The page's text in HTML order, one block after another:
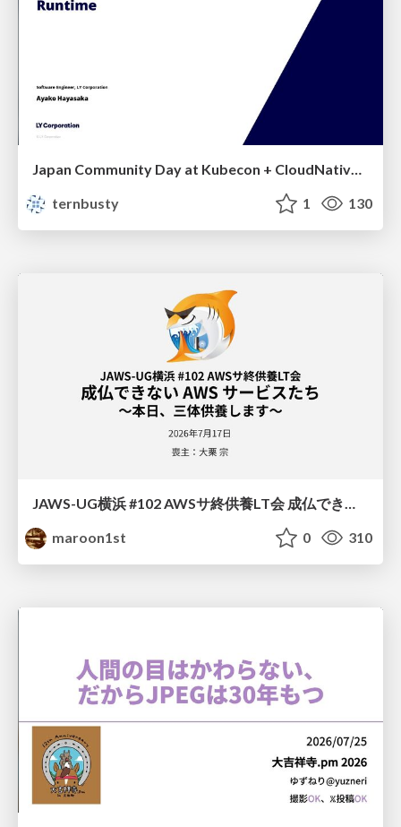
Japan Community Day at Kubecon + CloudNativeCon Japan 2026: Learning Container Privilege Control by Building My Own Low-Level Container Runtime
ternbusty
1 130
maroon1st
0 310